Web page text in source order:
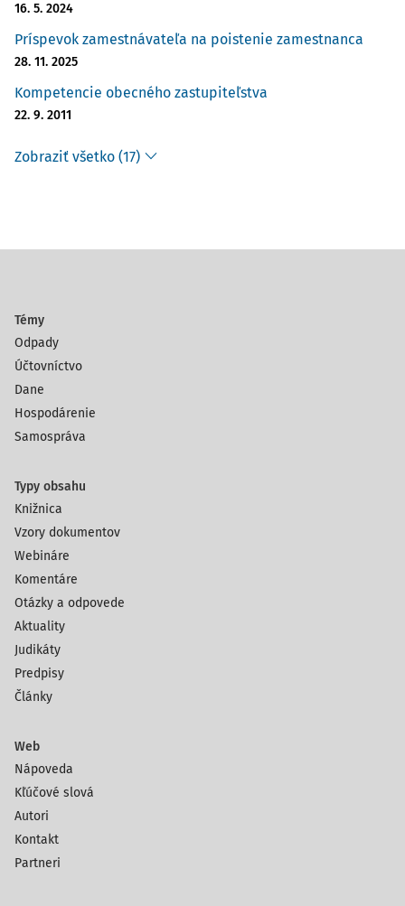
16. 5. 2024
Príspevok zamestnávateľa na poistenie zamestnanca
28. 11. 2025
Kompetencie obecného zastupiteľstva
22. 9. 2011
Zobraziť všetko (17)
Témy
Odpady
Účtovníctvo
Dane
Hospodárenie
Samospráva
Typy obsahu
Knižnica
Vzory dokumentov
Webináre
Komentáre
Otázky a odpovede
Aktuality
Judikáty
Predpisy
Články
Web
Nápoveda
Kľúčové slová
Autori
Kontakt
Partneri